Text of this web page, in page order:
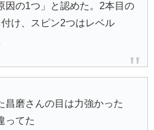
因の1つ」と認めた。2本目の
け、スピン2つはレベル
昌磨さんの目は力強かった
ってた